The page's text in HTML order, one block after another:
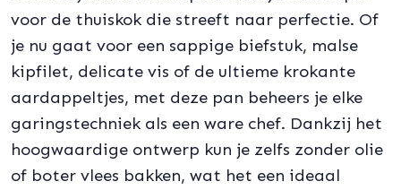
voor de thuiskok die streeft naar perfectie. Of
je nu gaat voor een sappige biefstuk, malse
kipfilet, delicate vis of de ultieme krokante
aardappeltjes, met deze pan beheers je elke
garingstechniek als een ware chef. Dankzij het
hoogwaardige ontwerp kun je zelfs zonder olie
of boter vlees bakken, wat het een ideaal